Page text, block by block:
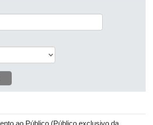
ao Público (Público exclusivo da